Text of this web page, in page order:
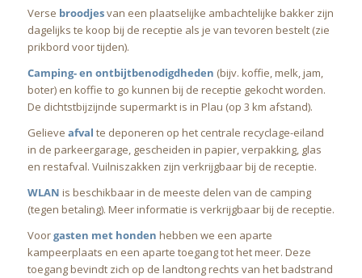
Verse broodjesvan een plaatselijke ambachtelijke bakker zijn
dagelijks te koop bij de receptie als je van tevoren bestelt (zie
prikbord voor tijden).
Camping- en ontbijtbenodigdheden (bijv. koffie, melk, jam,
boter) en koffie to go kunnen bij de receptie gekocht worden.
De dichtstbijzijnde supermarkt is in Plau (op 3 km afstand).
Gelieve afval te deponeren op het centrale recyclage-eiland
in de parkeergarage, gescheiden in papier, verpakking, glas
en restafval. Vuilniszakken zijn verkrijgbaar bij de receptie.
WLAN is beschikbaar in de meeste delen van de camping
(tegen betaling). Meer informatie is verkrijgbaar bij de receptie.
Voorgasten met honden hebben we een aparte
kampeerplaats en een aparte toegang tot het meer. Deze
toegang bevindt zich op de landtong rechts van het badstrand